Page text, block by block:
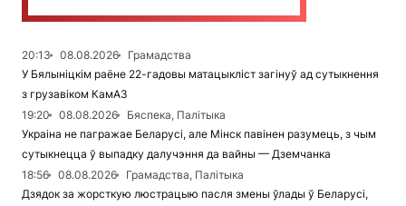
20:13 08.08.2026
Грамадства
У Бялыніцкім раёне 22-гадовы матацыкліст загінуў ад сутыкнення
з грузавіком КамАЗ
19:20
08.08.2026
Бяспека, Палітыка
Украіна не пагражае Беларусі, але Мінск павінен разумець, з чым
сутыкнецца ў выпадку далучэння да вайны — Дземчанка
18:56
08.08.2026
Грамадства, Палітыка
Дзядок за жорсткую люстрацыю пасля змены ўлады ў Беларусі,